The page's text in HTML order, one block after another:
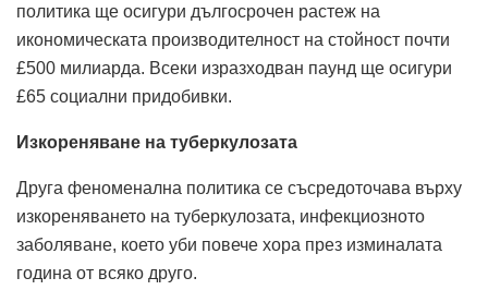
политика ще осигури дългосрочен растеж на
икономическата производителност на стойност почти
£500 милиарда. Всеки изразходван паунд ще осигури
£65 социални придобивки.
Изкореняване на туберкулозата
Друга феноменална политика се съсредоточава върху
изкореняването на туберкулозата, инфекциозното
заболяване, което уби повече хора през изминалата
година от всяко друго.